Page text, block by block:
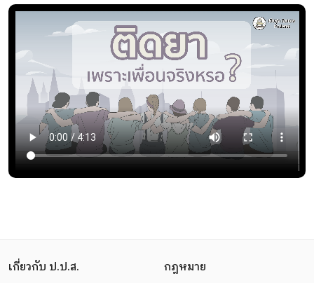
เกี่ยวกับ ป.ป.ส. กฎหมาย